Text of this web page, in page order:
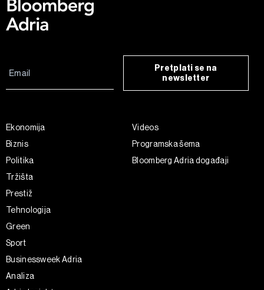
Pretplati se na
newsletter
Ekonomija
Biznis
Politika
Tržišta
Prestiž
Tehnologija
Green
Sport
Businessweek Adria
Analiza
Videos
Programska šema
Bloomberg Adria događaji